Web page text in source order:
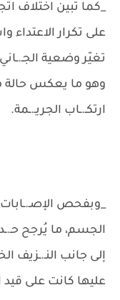
_كما تبين اختلاف
على تكرار الاعتداء
تغيّر وضعية الجـ.ـاني
وهو ما يعكس حالة من
ارتكـ.ـاب الجريـ.ـمة.
_وبفحص
الجسم، ما يُرجح
إلى جانب النـ.ـزيف
عليها كانت على قيد